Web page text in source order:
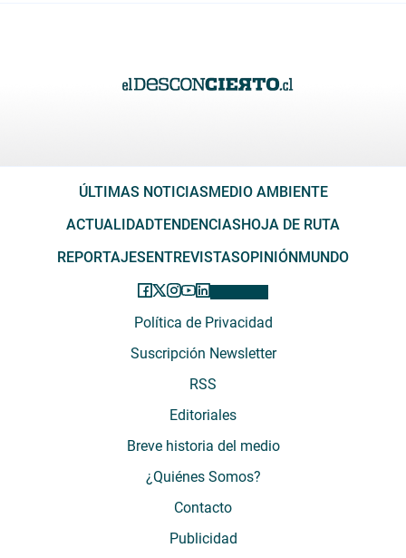
ÚLTIMAS NOTICIASMEDIO AMBIENTE
ACTUALIDADTENDENCIASHOJA DE RUTA
REPORTAJESENTREVISTASOPINIÓNMUNDO
Política de Privacidad
Suscripción Newsletter
RSS
Editoriales
Breve historia del medio
¿Quiénes Somos?
Contacto
Publicidad